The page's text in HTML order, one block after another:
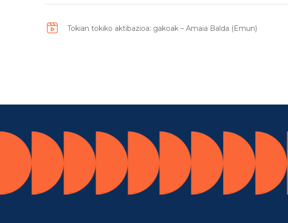
Tokian tokiko aktibazioa: gakoak – Amaia Balda (Emun)